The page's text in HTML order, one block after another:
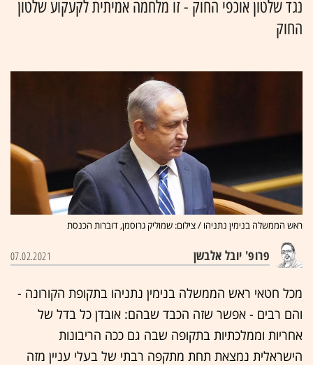
נגד שלטון אוכפי החוק - זו מלחמה אמיתית לקעקוע שלטון
החוק
ראש הממשלה בנימין נתניהו / צילום: שמוליק גרוסמן, דוברות הכנסת
פרופ' יובל אלבשן 07.02.2021
מכל חטאי ראש הממשלה בנימין נתניהו בתקופת הקורונה -
והם רבים - אפשר שזה הכבד שבהם: אובדן כל בדל של
אחריות וממלכתיות בתקופה שבה גם ככה הריבונות
הישראלית נמצאת תחת מתקפה רבתי של בעלי עניין מזה